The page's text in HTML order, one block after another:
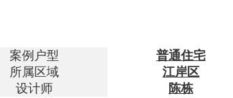
案例户型 普通住宅
所属区域 江岸区
设计师 陈栋